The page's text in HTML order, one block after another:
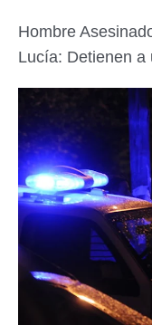
Hombre
Lucía: Detienen a